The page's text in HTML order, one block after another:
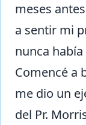
meses
a sentir mi
nunca
Comencé a
me dio un
del Pr.